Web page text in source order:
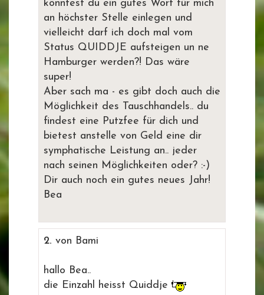
könntest du ein gutes Wort für mich
an höchster Stelle einlegen und
vielleicht darf ich doch mal vom
Status QUIDDJE aufsteigen un ne
Hamburger werden?! Das wäre
super!
Aber sach ma - es gibt doch auch die
Möglichkeit des Tauschhandels.. du
findest eine Putzfee für dich und
bietest anstelle von Geld eine dir
symphatische Leistung an.. jeder
nach seinen Möglichkeiten oder? :-)
Dir auch noch ein gutes neues Jahr!
Bea
2. von Bami
hallo Bea..
die Einzahl heisst Quiddje